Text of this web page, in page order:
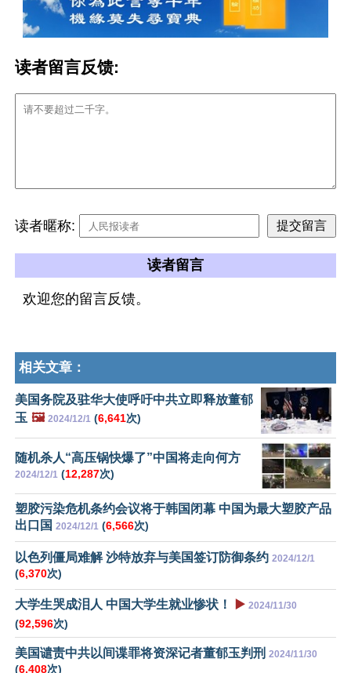
读者留言反馈:
读者暱称:
读者留言
欢迎您的留言反馈。
相关文章：
美国务院及驻华大使呼吁中共立即释放董郁
玉 🖼️ 2024/12/1 (6,641次)
随机杀人“高压锅快爆了”中国将走向何方
2024/12/1 (12,287次)
塑胶污染危机条约会议将于韩国闭幕 中国为最大塑胶产品
出口国 2024/12/1 (6,566次)
以色列僵局难解 沙特放弃与美国签订防御条约 2024/12/1
(6,370次)
大学生哭成泪人 中国大学生就业惨状！ ▶️ 2024/11/30
(92,596次)
美国谴责中共以间谍罪将资深记者董郁玉判刑 2024/11/30
(6,408次)